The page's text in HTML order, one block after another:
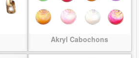
Akryl Cabochons